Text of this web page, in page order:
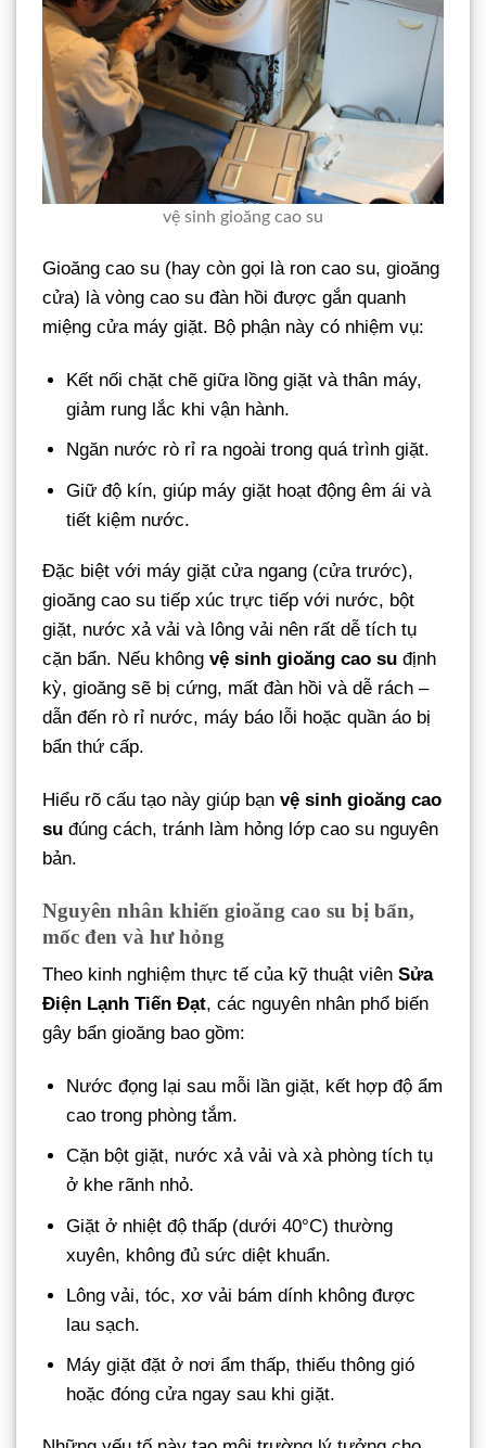
vệ sinh gioăng cao su
Gioăng cao su (hay còn gọi là ron cao su, gioăng
cửa) là vòng cao su đàn hồi được gắn quanh
miệng cửa máy giặt. Bộ phận này có nhiệm vụ:
Kết nối chặt chẽ giữa lồng giặt và thân máy,
giảm rung lắc khi vận hành.
Ngăn nước rò rỉ ra ngoài trong quá trình giặt.
Giữ độ kín, giúp máy giặt hoạt động êm ái và
tiết kiệm nước.
Đặc biệt với máy giặt cửa ngang (cửa trước),
gioăng cao su tiếp xúc trực tiếp với nước, bột
giặt, nước xả vải và lông vải nên rất dễ tích tụ
cặn bẩn. Nếu không vệ sinh gioăng cao su định
kỳ, gioăng sẽ bị cứng, mất đàn hồi và dễ rách –
dẫn đến rò rỉ nước, máy báo lỗi hoặc quần áo bị
bẩn thứ cấp.
Hiểu rõ cấu tạo này giúp bạn vệ sinh gioăng cao
su đúng cách, tránh làm hỏng lớp cao su nguyên
bản.
Nguyên nhân khiến gioăng cao su bị bẩn,
mốc đen và hư hỏng
Theo kinh nghiệm thực tế của kỹ thuật viên Sửa
Điện Lạnh Tiến Đạt, các nguyên nhân phổ biến
gây bẩn gioăng bao gồm:
Nước đọng lại sau mỗi lần giặt, kết hợp độ ẩm
cao trong phòng tắm.
Cặn bột giặt, nước xả vải và xà phòng tích tụ
ở khe rãnh nhỏ.
Giặt ở nhiệt độ thấp (dưới 40°C) thường
xuyên, không đủ sức diệt khuẩn.
Lông vải, tóc, xơ vải bám dính không được
lau sạch.
Máy giặt đặt ở nơi ẩm thấp, thiếu thông gió
hoặc đóng cửa ngay sau khi giặt.